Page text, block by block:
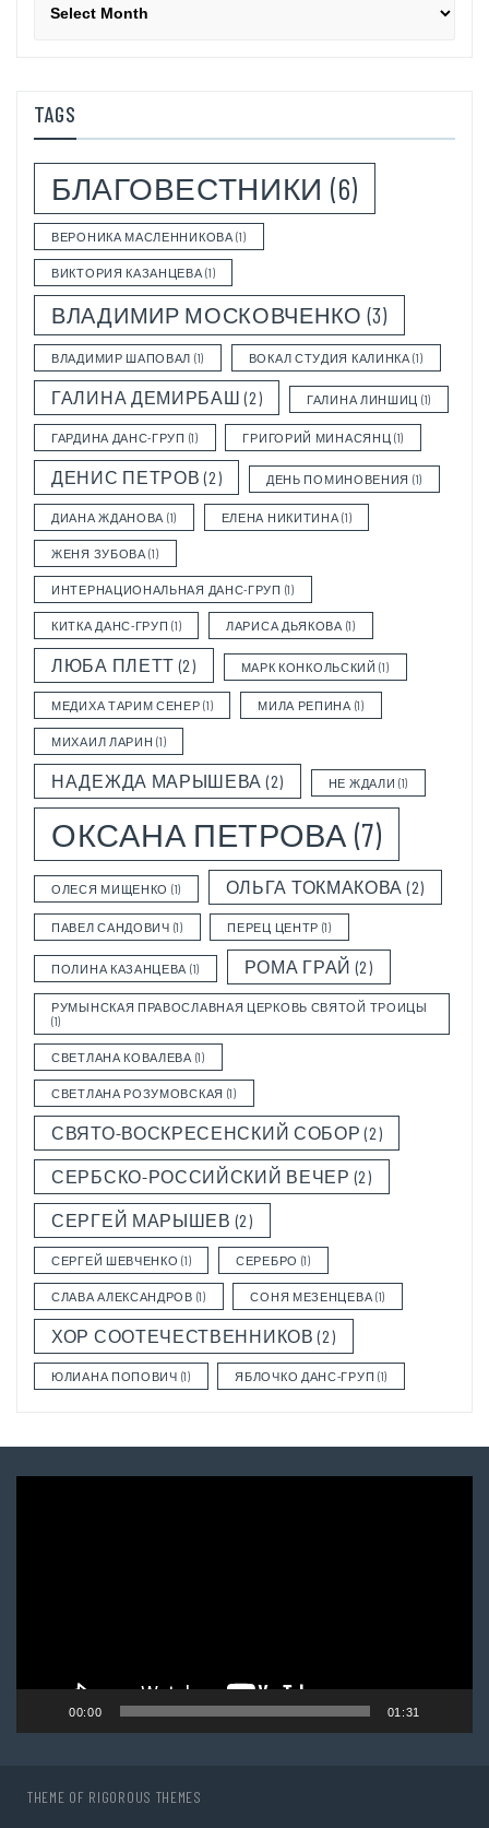
событий
TAGS
БЛАГОВЕСТНИКИ (6)
ВЕРОНИКА МАСЛЕННИКОВА (1)
ВИКТОРИЯ КАЗАНЦЕВА (1)
ВЛАДИМИР МОСКОВЧЕНКО (3)
ВЛАДИМИР ШАПОВАЛ (1) ВОКАЛ СТУДИЯ КАЛИНКА (1)
ГАЛИНА ДЕМИРБАШ (2) ГАЛИНА ЛИНШИЦ (1)
ГАРДИНА ДАНС-ГРУП (1) ГРИГОРИЙ МИНАСЯНЦ (1)
ДЕНИС ПЕТРОВ (2) ДЕНЬ ПОМИНОВЕНИЯ (1)
ДИАНА ЖДАНОВА (1) ЕЛЕНА НИКИТИНА (1)
ЖЕНЯ ЗУБОВА (1)
ИНТЕРНАЦИОНАЛЬНАЯ ДАНС-ГРУП (1)
КИТКА ДАНС-ГРУП (1) ЛАРИСА ДЬЯКОВА (1)
ЛЮБА ПЛЕТТ (2) МАРК КОНКОЛЬСКИЙ (1)
МЕДИХА ТАРИМ СЕНЕР (1) МИЛА РЕПИНА (1)
МИХАИЛ ЛАРИН (1)
НАДЕЖДА МАРЫШЕВА (2) НЕ ЖДАЛИ (1)
ОКСАНА ПЕТРОВА (7)
ОЛЕСЯ МИЩЕНКО (1) ОЛЬГА ТОКМАКОВА (2)
ПАВЕЛ САНДОВИЧ (1) ПЕРЕЦ ЦЕНТР (1)
ПОЛИНА КАЗАНЦЕВА (1) РОМА ГРАЙ (2)
РУМЫНСКАЯ ПРАВОСЛАВНАЯ ЦЕРКОВЬ СВЯТОЙ ТРОИЦЫ
(1)
СВЕТЛАНА КОВАЛЕВА (1)
СВЕТЛАНА РОЗУМОВСКАЯ (1)
СВЯТО-ВОСКРЕСЕНСКИЙ СОБОР (2)
СЕРБСКО-РОССИЙСКИЙ ВЕЧЕР (2)
СЕРГЕЙ МАРЫШЕВ (2)
СЕРГЕЙ ШЕВЧЕНКО (1) СЕРЕБРО (1)
СЛАВА АЛЕКСАНДРОВ (1) СОНЯ МЕЗЕНЦЕВА (1)
ХОР СООТЕЧЕСТВЕННИКОВ (2)
ЮЛИАНА ПОПОВИЧ (1) ЯБЛОЧКО ДАНС-ГРУП (1)
00:00 01:31
THEME OF RIGOROUS THEMES